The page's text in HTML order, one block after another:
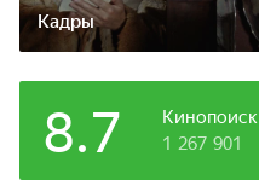
Кадры
Кинопоиск
8.7 1 267 901